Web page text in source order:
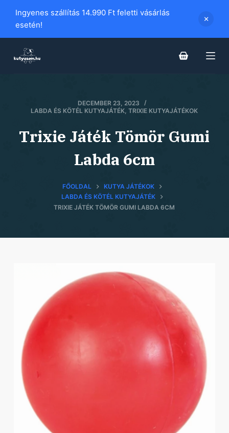
i
Ingyenes szállítás 14.990 Ft feletti vásárlás
esetén!
DECEMBER 23, 2023
LABDA ÉS KÖTÉL KUTYAJÁTÉK,TRIXIE KUTYAJÁTÉKOK
Trixie Játék Tömör Gumi
Labda 6cm
FŐOLDAL
KUTYA JÁTÉKOK
LABDA ÉS KÖTÉL KUTYAJÁTÉK
TRIXIE JÁTÉK TÖMÖR GUMI LABDA 6CM